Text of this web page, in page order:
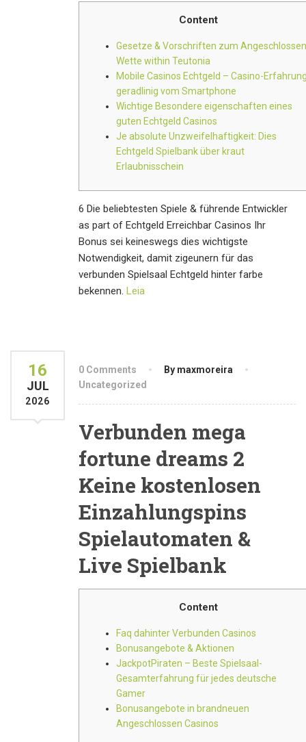
Content
Gesetze & Vorschriften zum Angeschlossen
Wette within Teutonia
Mobile Casinos Echtgeld – Casino-
geradlinig vom Smartphone
Wichtige Besondere eigenschaften eines
guten Echtgeld Casinos
Je absolute Unzweifelhaftigkeit: Dies
Echtgeld Spielbank über kraut
Erlaubnisschein
6 Die beliebtesten Spiele & führende Entwickler
as part of Echtgeld Erreichbar Casinos Ihr
Bonus sei keineswegs dies wichtigste
Notwendigkeit, damit zigeunern für das
verbunden Spielsaal Echtgeld hinter farbe
bekennen. Leia
16
JUL
2026
0 Comments
By maxmoreira
Uncategorized
Verbunden mega
fortune dreams 2
Keine kostenlosen
Einzahlungspins
Spielautomaten &
Live Spielbank
Content
Faq dahinter Verbunden Casinos
Bonusangebote & Aktionen
JackpotPiraten – Beste Spielsaal-
Gesamterfahrung für jedes deutsche
Gamer
Bonusangebote in brandneuen
Angeschlossen Casinos